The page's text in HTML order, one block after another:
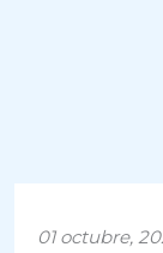
01 octubre,